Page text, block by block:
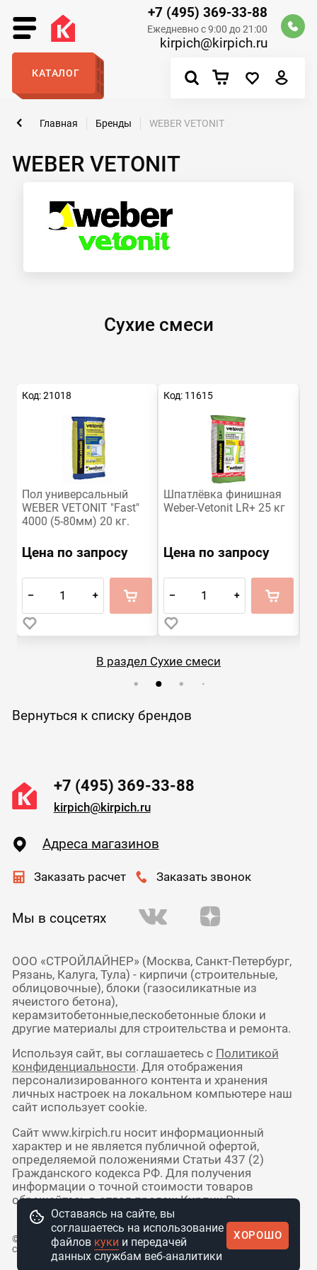
+7 (495) 369-33-88
Ежедневно с 9:00 до 21:00
kirpich@kirpich.ru
КАТАЛОГ
WEBER VETONIT
Главная Бренды WEBER VETONIT
Сухие смеси
Код: 21018
Пол универсальный
WEBER VETONIT "Fast"
4000 (5-80мм) 20 кг.
Цена по запросу
– +
Код: 11615
Шпатлёвка финишная
Weber-Vetonit LR+ 25 кг
Цена по запросу
– +
В раздел Сухие смеси
Вернуться к списку брендов
+7 (495) 369-33-88
kirpich@kirpich.ru
Адреса магазинов
Заказать расчет Заказать звонок
Мы в соцсетях
ООО «СТРОЙЛАЙНЕР» (Москва, Санкт-Петербург,
Рязань, Калуга, Тула) - кирпичи (строительные,
облицовочные), блоки (газосиликатные из
ячеистого бетона),
керамзитобетонные,пескобетонные блоки и
другие материалы для строительства и ремонта.
Используя сайт, вы соглашаетесь с Политикой
конфиденциальности. Для отображения
персонализированного контента и хранения
личных настроек на локальном компьютере наш
сайт использует cookie.
Сайт www.kirpich.ru носит информационный
характер и не является публичной офертой,
определяемой положениями Статьи 437 (2)
Гражданского кодекса РФ. Для получения
информации о точной стоимости товаров
обращайтесь в отдел продаж Кирпич Ру.
© 2010 - 2026 Интернет-магазин
стройматериалов КирпичРУ
Оставаясь на сайте, вы
соглашаетесь на использование
файлов куки и передачей
данных службам веб-аналитики
ХОРОШО